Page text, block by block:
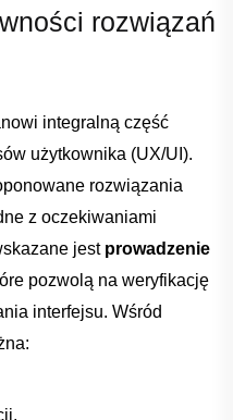
rozwiązań
‍integralną ⁤część
użytkownika (UX/UI).⁣
rozwiązania
z oczekiwaniami
jest prowadzenie
pozwolą na weryfikację
interfejsu. Wśród​
KOSZYKA